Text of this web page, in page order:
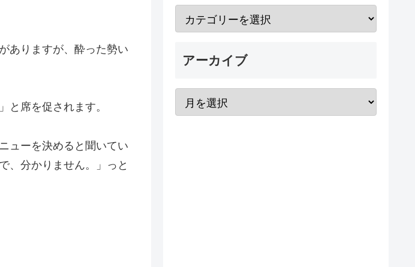
ありますが、酔った勢い
と席を促されます。
ューを決めると聞いてい
、分かりません。」っと
アーカイブ